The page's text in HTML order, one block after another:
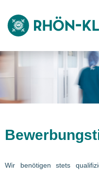
Stellenangebote
Bewerbungstipps
Wir benötigen stets